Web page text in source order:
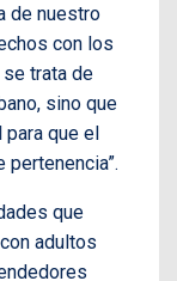
de nuestro
con los
trata de
sino que
que el
que
adultos